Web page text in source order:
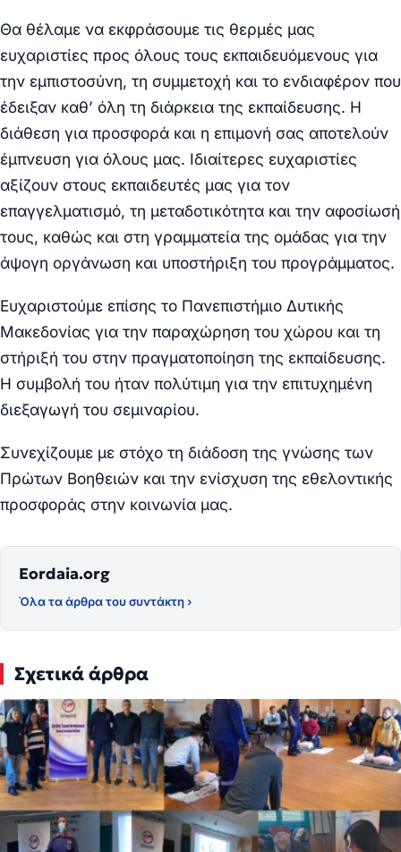
Θα θέλαμε να εκφράσουμε τις θερμές μας
ευχαριστίες προς όλους τους εκπαιδευόμενους για
την εμπιστοσύνη, τη συμμετοχή και το ενδιαφέρον που
έδειξαν καθ’ όλη τη διάρκεια της εκπαίδευσης. Η
διάθεση για προσφορά και η επιμονή σας αποτελούν
έμπνευση για όλους μας. Ιδιαίτερες ευχαριστίες
αξίζουν στους εκπαιδευτές μας για τον
επαγγελματισμό, τη μεταδοτικότητα και την αφοσίωσή
τους, καθώς και στη γραμματεία της ομάδας για την
άψογη οργάνωση και υποστήριξη του προγράμματος.
Ευχαριστούμε επίσης το Πανεπιστήμιο Δυτικής
Μακεδονίας για την παραχώρηση του χώρου και τη
στήριξή του στην πραγματοποίηση της εκπαίδευσης.
Η συμβολή του ήταν πολύτιμη για την επιτυχημένη
διεξαγωγή του σεμιναρίου.
Συνεχίζουμε με στόχο τη διάδοση της γνώσης των
Πρώτων Βοηθειών και την ενίσχυση της εθελοντικής
προσφοράς στην κοινωνία μας.
Eordaia.org
Όλα τα άρθρα του συντάκτη ›
Σχετικά άρθρα